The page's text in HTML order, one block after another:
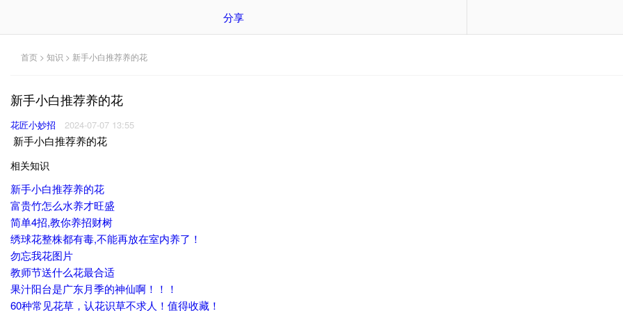
分享
首页 > 知识 > 新手小白推荐养的花
新手小白推荐养的花
花匠小妙招 2024-07-07 13:55
新手小白推荐养的花
相关知识
新手小白推荐养的花
富贵竹怎么水养才旺盛
简单4招,教你养招财树
绣球花整株都有毒,不能再放在室内养了！
勿忘我花图片
教师节送什么花最合适
果汁阳台是广东月季的神仙啊！！！
60种常见花草，认花识草不求人！值得收藏！